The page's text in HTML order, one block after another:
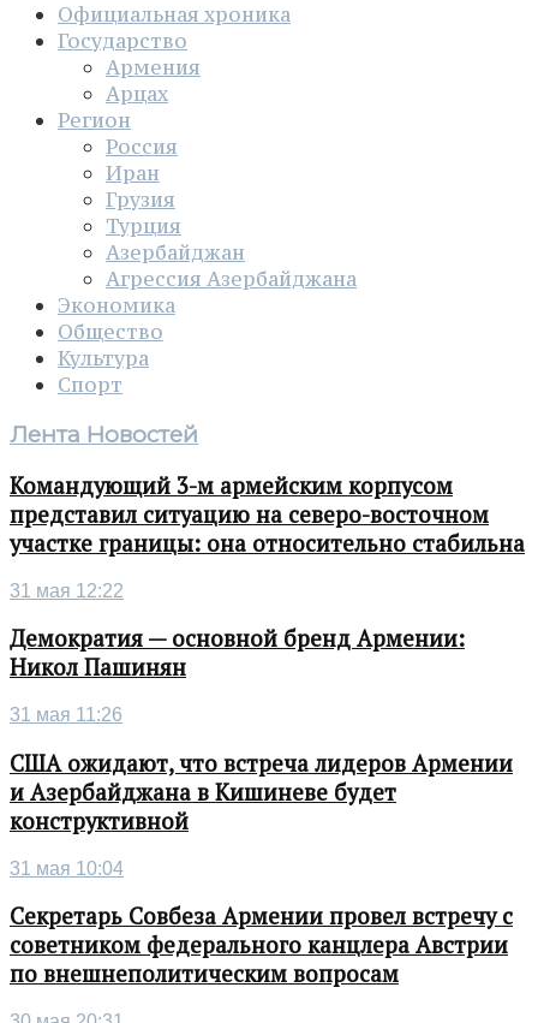
Официальная хроника
Государство
Армения
Арцах
Регион
Россия
Иран
Грузия
Турция
Азербайджан
Агрессия Азербайджана
Экономика
Общество
Культура
Спорт
Лента Новостей
Командующий 3-м армейским корпусом
представил ситуацию на северо-восточном
участке границы: она относительно стабильна
31 мая 12:22
Демократия — основной бренд Армении:
Никол Пашинян
31 мая 11:26
США ожидают, что встреча лидеров Армении
и Азербайджана в Кишиневе будет
конструктивной
31 мая 10:04
Секретарь Совбеза Армении провел встречу с
советником федерального канцлера Австрии
по внешнеполитическим вопросам